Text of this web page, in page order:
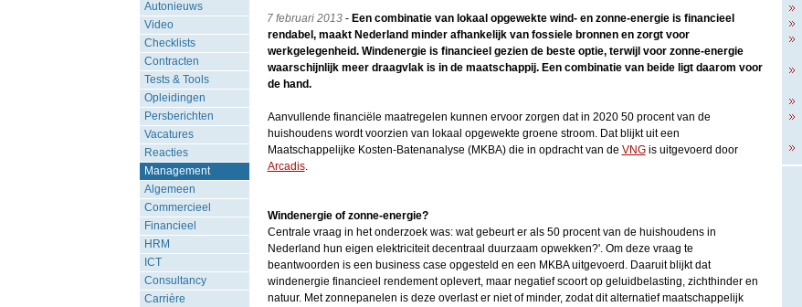
Autonieuws
Video
Checklists
Contracten
Tests & Tools
Opleidingen
Persberichten
Vacatures
Reacties
Management
Algemeen
Commercieel
Financieel
HRM
ICT
Consultancy
Carrière
7 februari 2013- Een combinatie van lokaal opgewekte wind- en zonne-energie is financieel
rendabel, maakt Nederland minder afhankelijk van fossiele bronnen en zorgt voor
werkgelegenheid. Windenergie is financieel gezien de beste optie, terwijl voor zonne-energie
waarschijnlijk meer draagvlak is in de maatschappij. Een combinatie van beide ligt daarom voor
de hand.
Aanvullende financiële maatregelen kunnen ervoor zorgen dat in 2020 50 procent van de
huishoudens wordt voorzien van lokaal opgewekte groene stroom. Dat blijkt uit een
Maatschappelijke Kosten-Batenanalyse (MKBA) die in opdracht van de VNGis uitgevoerd door
Arcadis.
Windenergie of zonne-energie?
Centrale vraag in het onderzoek was: wat gebeurt er als 50 procent van de huishoudens in
Nederland hun eigen elektriciteit decentraal duurzaam opwekken?'. Om deze vraag te
beantwoorden is een business case opgesteld en een MKBA uitgevoerd. Daaruit blijkt dat
windenergie financieel rendement oplevert, maar negatief scoort op geluidbelasting, zichthinder en
natuur. Met zonnepanelen is deze overlast er niet of minder, zodat dit alternatief maatschappelijk